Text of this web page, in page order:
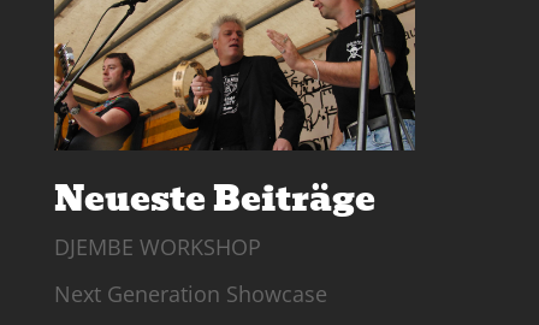
Neueste Beiträge
DJEMBE WORKSHOP
Next Generation Showcase